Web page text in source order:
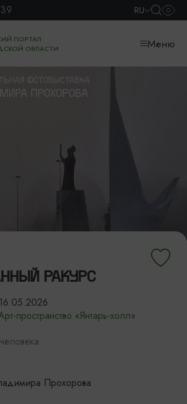
RU
ПОРТАЛ
ОБЛАСТИ
Меню
РАКУРС
пространство «Янтарь-холл»
Прохорова